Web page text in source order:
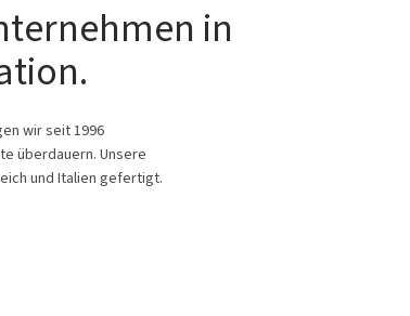
in
wir seit 1996
überdauern. Unsere
und Italien gefertigt.